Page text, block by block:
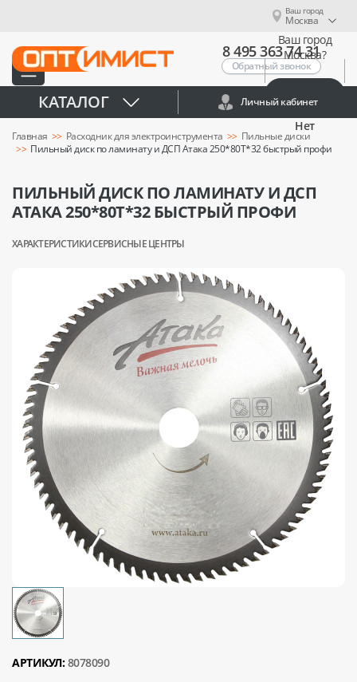
Ваш город
Москва
Ваш город
Москва?
Нет
8 495 363 74 31
Обратный звонок
КАТАЛОГ Личный кабинет
Главная Расходник для электроинструмента
Пильные диски
Пильный диск по ламинату и ДСП Атака 250*80T*32 быстрый профи
ПИЛЬНЫЙ ДИСК ПО ЛАМИНАТУ И ДСП
АТАКА 250*80T*32 БЫСТРЫЙ ПРОФИ
ХАРАКТЕРИСТИКИСЕРВИСНЫЕ ЦЕНТРЫ
АРТИКУЛ: 8078090